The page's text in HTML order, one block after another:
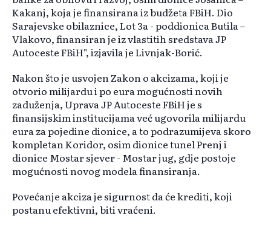
Kakanj, koja je finansirana iz budžeta FBiH. Dio
Sarajevske obilaznice, Lot 3a - poddionica Butila –
Vlakovo, finansiran je iz vlastitih sredstava JP
Autoceste FBiH", izjavila je Livnjak-Borić.
Nakon što je usvojen Zakon o akcizama, koji je
otvorio milijardu i po eura mogućnosti novih
zaduženja, Uprava JP Autoceste FBiH je s
finansijskim institucijama već ugovorila milijardu
eura za pojedine dionice, a to podrazumijeva skoro
kompletan Koridor, osim dionice tunel Prenj i
dionice Mostar sjever - Mostar jug, gdje postoje
mogućnosti novog modela finansiranja.
Povećanje akciza je sigurnost da će krediti, koji
postanu efektivni, biti vraćeni.